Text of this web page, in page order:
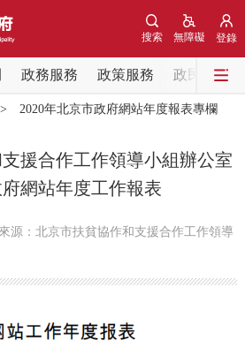
登錄
無障礙
搜索
政務服務 政策服務 政民互動
國務院資訊 中央部委動態
會議資訊 部門動態
2020年北京市政府網站年度報表專欄
援合作工作領導小組辦公室
府網站年度工作報表
來源：北京市扶貧協作和支援合作工作領導